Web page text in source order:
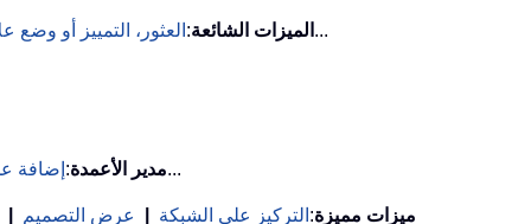
الميزات الشائعة: العثور، التمييز أو ...
مدير الأعمدة: إضافة ...
ميزات مميزة: التركيز على الشبكة عرض التصميم